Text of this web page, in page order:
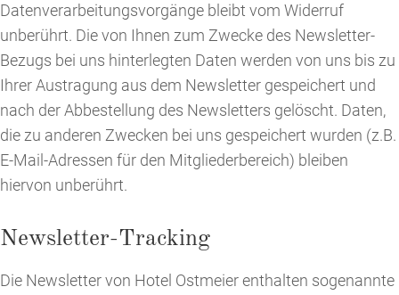
Datenverarbeitungsvorgänge bleibt vom Widerruf
unberührt. Die von Ihnen zum Zwecke des Newsletter-
Bezugs bei uns hinterlegten Daten werden von uns bis zu
Ihrer Austragung aus dem Newsletter gespeichert und
nach der Abbestellung des Newsletters gelöscht. Daten,
die zu anderen Zwecken bei uns gespeichert wurden (z.B.
E-Mail-Adressen für den Mitgliederbereich) bleiben
hiervon unberührt.
Newsletter-Tracking
Die Newsletter von Hotel Ostmeier enthalten sogenannte